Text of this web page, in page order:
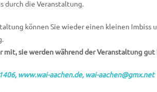
durch die Veranstaltung.
können Sie wieder einen kleinen
mit, sie werden während der Veranstaltung
www.wai-aachen.de, wai-aachen@gmx.net